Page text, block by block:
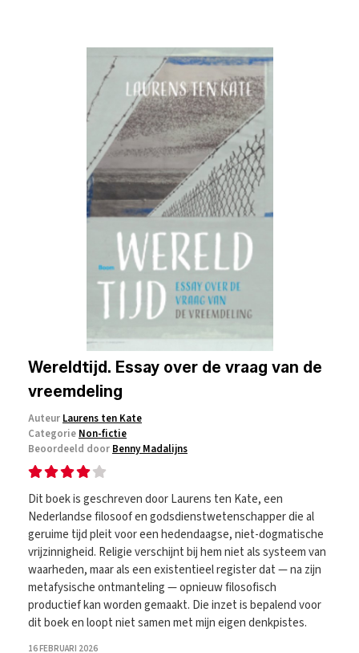
Wereldtijd. Essay over de vraag van de
vreemdeling
Auteur Laurens ten Kate
Categorie Non-fictie
Beoordeeld door Benny Madalijns
Dit boek is geschreven door Laurens ten Kate, een
Nederlandse filosoof en godsdienstwetenschapper die al
geruime tijd pleit voor een hedendaagse, niet-dogmatische
vrijzinnigheid. Religie verschijnt bij hem niet als systeem van
waarheden, maar als een existentieel register dat — na zijn
metafysische ontmanteling — opnieuw filosofisch
productief kan worden gemaakt. Die inzet is bepalend voor
dit boek en loopt niet samen met mijn eigen denkpistes.
16 FEBRUARI 2026